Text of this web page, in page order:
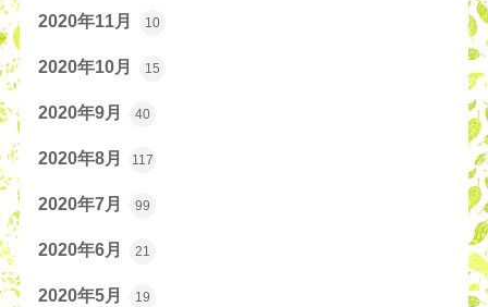
2020年11月 10
2020年10月 15
2020年9月 40
2020年8月 117
2020年7月 99
2020年6月 21
2020年5月 19